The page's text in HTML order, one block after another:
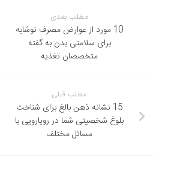
مطلب بعدی
10 مورد از عوارض مصرف نوشابه
برای سلامتی بدن به گفته
متخصصان تغذیه
مطلب قبلی
15 نشانه ذهن بالغ برای شناخت
بلوغ شخصیتی شما در رویارویی با
مسائل مختلف